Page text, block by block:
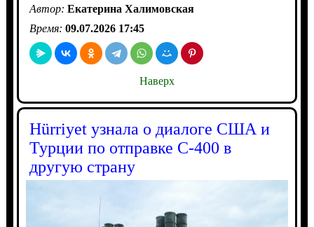
Автор: Екатерина Халимовская
Время: 09.07.2026 17:45
Наверх
Hürriyet узнала о диалоге США и
Турции по отправке С-400 в
другую страну